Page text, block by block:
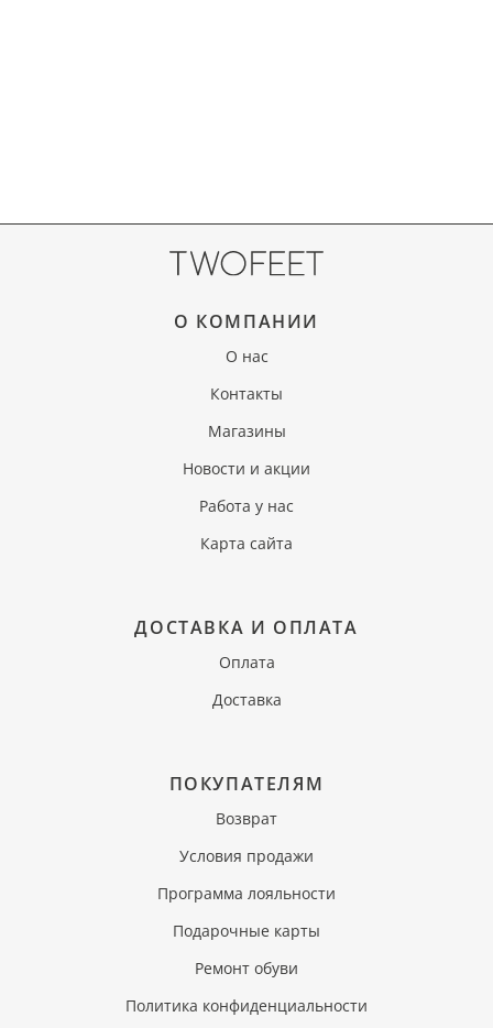
О КОМПАНИИ
О нас
Контакты
Магазины
Новости и акции
Работа у нас
Карта сайта
ДОСТАВКА И ОПЛАТА
Оплата
Доставка
ПОКУПАТЕЛЯМ
Возврат
Условия продажи
Программа лояльности
Подарочные карты
Ремонт обуви
Политика конфиденциальности